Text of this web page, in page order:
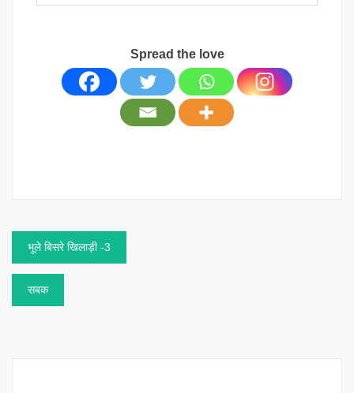
Spread the love
Post
navigation
भूले बिसरे खिलाड़ी -3
सबक